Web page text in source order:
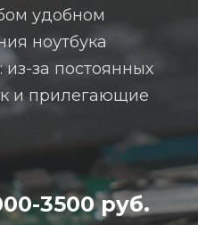
удобном
ноутбука
за постоянных
и прилегающие
3500 руб.